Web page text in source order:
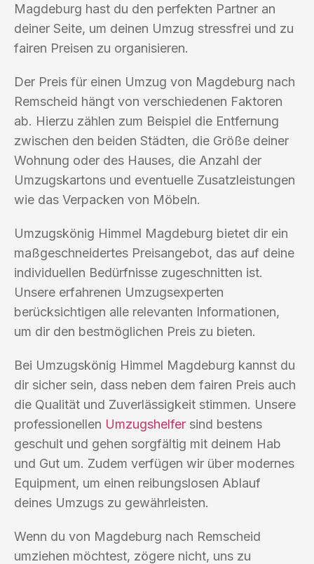
Magdeburg hast du den perfekten Partner an
deiner Seite, um deinen Umzug stressfrei und zu
fairen Preisen zu organisieren.
Der Preis für einen Umzug von Magdeburg nach
Remscheid hängt von verschiedenen Faktoren
ab. Hierzu zählen zum Beispiel die Entfernung
zwischen den beiden Städten, die Größe deiner
Wohnung oder des Hauses, die Anzahl der
Umzugskartons und eventuelle Zusatzleistungen
wie das Verpacken von Möbeln.
Umzugskönig Himmel Magdeburg bietet dir ein
maßgeschneidertes Preisangebot, das auf deine
individuellen Bedürfnisse zugeschnitten ist.
Unsere erfahrenen Umzugsexperten
berücksichtigen alle relevanten Informationen,
um dir den bestmöglichen Preis zu bieten.
Bei Umzugskönig Himmel Magdeburg kannst du
dir sicher sein, dass neben dem fairen Preis auch
die Qualität und Zuverlässigkeit stimmen. Unsere
professionellen Umzugshelfer sind bestens
geschult und gehen sorgfältig mit deinem Hab
und Gut um. Zudem verfügen wir über modernes
Equipment, um einen reibungslosen Ablauf
deines Umzugs zu gewährleisten.
Wenn du von Magdeburg nach Remscheid
umziehen möchtest, zögere nicht, uns zu